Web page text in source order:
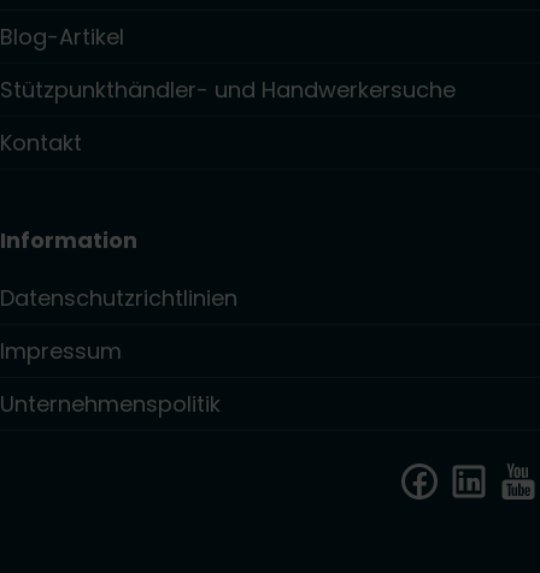
Blog-Artikel
Stützpunkthändler- und Handwerkersuche
Kontakt
Information
Datenschutzrichtlinien
Impressum
Unternehmenspolitik